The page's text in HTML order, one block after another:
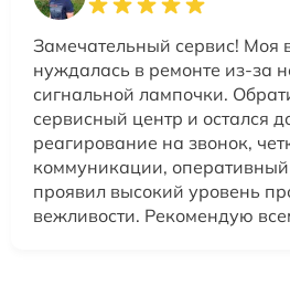
Замечательный сервис! Моя
нуждалась в ремонте из-за
сигнальной лампочки.
сервисный центр и остался
реагирование на звонок,
коммуникации,
проявил высокий уровень
вежливости. Рекомендую